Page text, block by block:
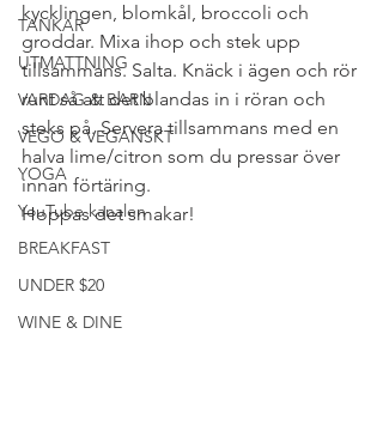
TANKAR
UTMATTNING
VARDAG & BARN
VEGO & VEGANSKT
YOGA
YouTube kanalen
BREAKFAST
UNDER $20
WINE & DINE
kycklingen, blomkål, broccoli och
groddar. Mixa ihop och stek upp
tillsammans. Salta. Knäck i ägen och rör
runt så att det blandas in i röran och
steks på. Servera tillsammans med en
halva lime/citron som du pressar över
innan förtäring.
Hoppas det smakar!